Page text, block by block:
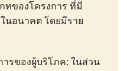
ทของโครงการ ที่มี
นอนาคต โดยมีราย
ารของผู้บริโภค: ในส่วน